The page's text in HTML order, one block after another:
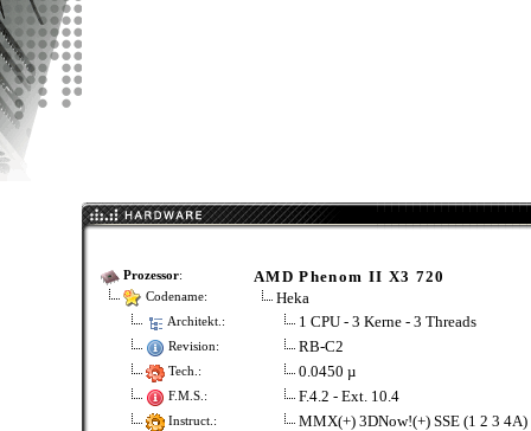
Prozessor: AMD Phenom II X3 720
Codename: Heka
Architekt.: 1 CPU - 3 Kerne - 3 Threads
Revision: RB-C2
Tech.: 0.0450 µ
F.M.S.: F.4.2 - Ext. 10.4
Instruct.: MMX(+) 3DNow!(+) SSE (1 2 3